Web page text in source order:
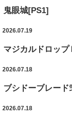
鬼眼城[PS1]
2026.07.19
マジカルドロップ
2026.07.18
ブシドーブレード
2026.07.18